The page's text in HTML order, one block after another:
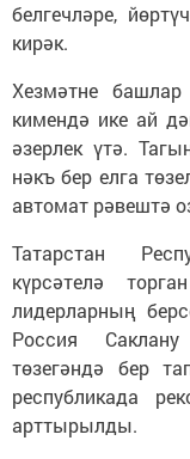
белгечләре,
кирәк.
Хезмәтне
кимендә ике ай
әзерлек үтә.
нәкъ бер елга
автомат рәвештә
Татарстан
күрсәтелә
лидерларның
Россия
төзегәндә бер
республикада
арттырылды.